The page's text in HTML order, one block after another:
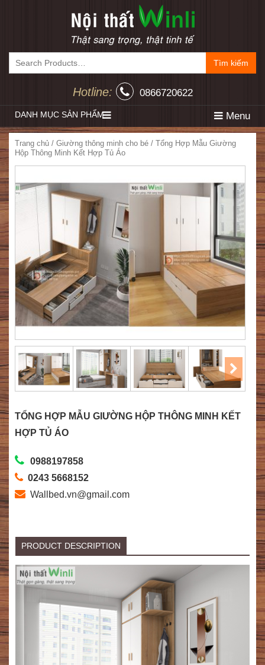
Tìm kiếm
Hotline: 0866720622
DANH MỤC SẢN PHẨM Menu
Trang chủ / Giường thông minh cho bé / Tổng Hợp Mẫu Giường
Hộp Thông Minh Kết Hợp Tủ Áo
TỔNG HỢP MẪU GIƯỜNG HỘP THÔNG MINH KẾT
HỢP TỦ ÁO
0988197858
0243 5668152
Wallbed.vn@gmail.com
PRODUCT DESCRIPTION